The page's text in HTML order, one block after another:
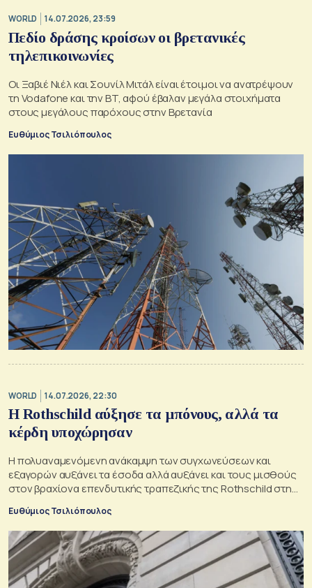
WORLD 14.07.2026, 23:59
Πεδίο δράσης κροίσων οι βρετανικές
τηλεπικοινωνίες
Οι Ξαβιέ Νιέλ και Σουνίλ Μιτάλ είναι έτοιμοι να ανατρέψουν
τη Vodafone και την BT, αφού έβαλαν μεγάλα στοιχήματα
στους μεγάλους παρόχους στην Βρετανία
Ευθύμιος Τσιλιόπουλος
WORLD 14.07.2026, 22:30
Η Rothschild αύξησε τα μπόνους, αλλά τα
κέρδη υποχώρησαν
Η πολυαναμενόμενη ανάκαμψη των συγχωνεύσεων και
εξαγορών αυξάνει τα έσοδα αλλά αυξάνει και τους μισθούς
στον βραχίονα επενδυτικής τραπεζικής της Rothschild στη
Βρετανία
Ευθύμιος Τσιλιόπουλος